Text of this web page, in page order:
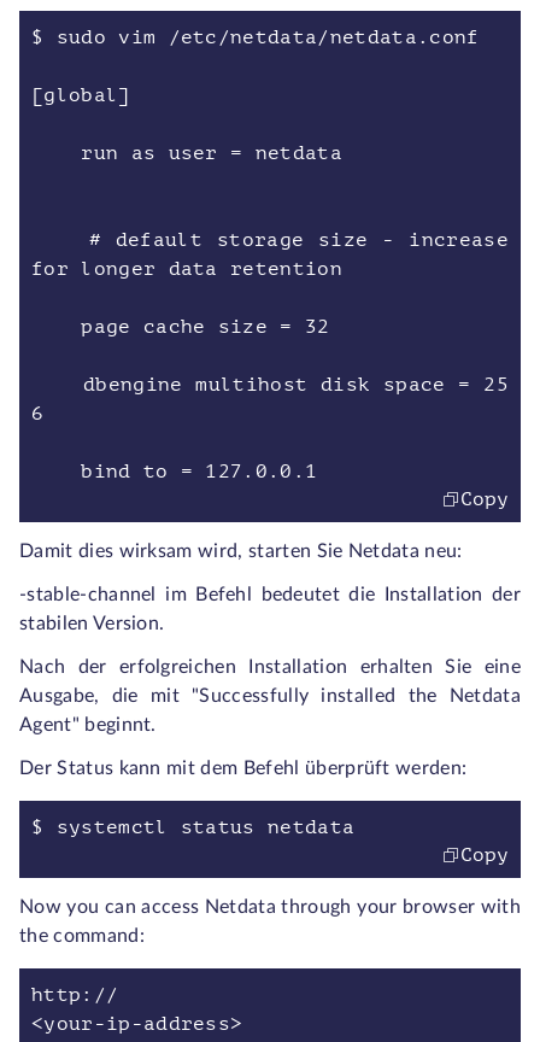
$ sudo vim /etc/netdata/netdata.conf
[global]
run as user = netdata
# default storage size - increase
for longer data retention
page cache size = 32
dbengine multihost disk space = 25
6
bind to = 127.0.0.1
Copy
Damit dies wirksam wird, starten Sie Netdata neu:
-stable-channel im Befehl bedeutet die Installation der
stabilen Version.
Nach der erfolgreichen Installation erhalten Sie eine
Ausgabe, die mit "Successfully installed the Netdata
Agent" beginnt.
Der Status kann mit dem Befehl überprüft werden:
$ systemctl status netdata
Copy
Now you can access Netdata through your browser with
the command:
http://
<your-ip-address>